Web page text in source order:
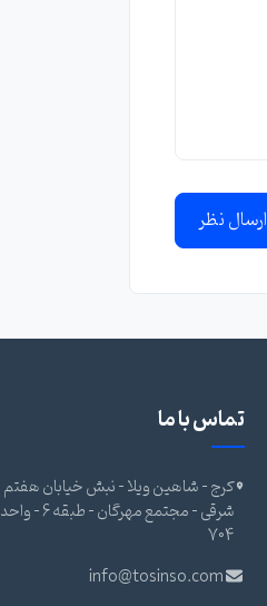
ارسال نظر
تماس با ما
کرج - شاهین ویلا - نبش خیابان هفتم
شرقی - مجتمع مهرگان - طبقه 6 - واحد
704
info@tosinso.com